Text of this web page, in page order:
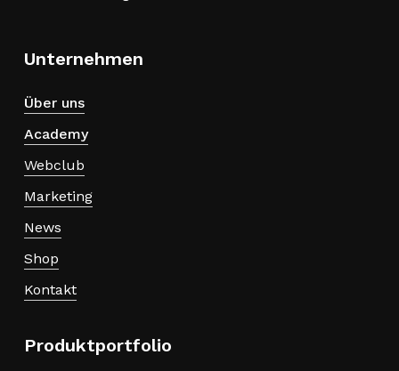
Unternehmen
Über uns
Academy
Webclub
Marketing
News
Shop
Kontakt
Produktportfolio